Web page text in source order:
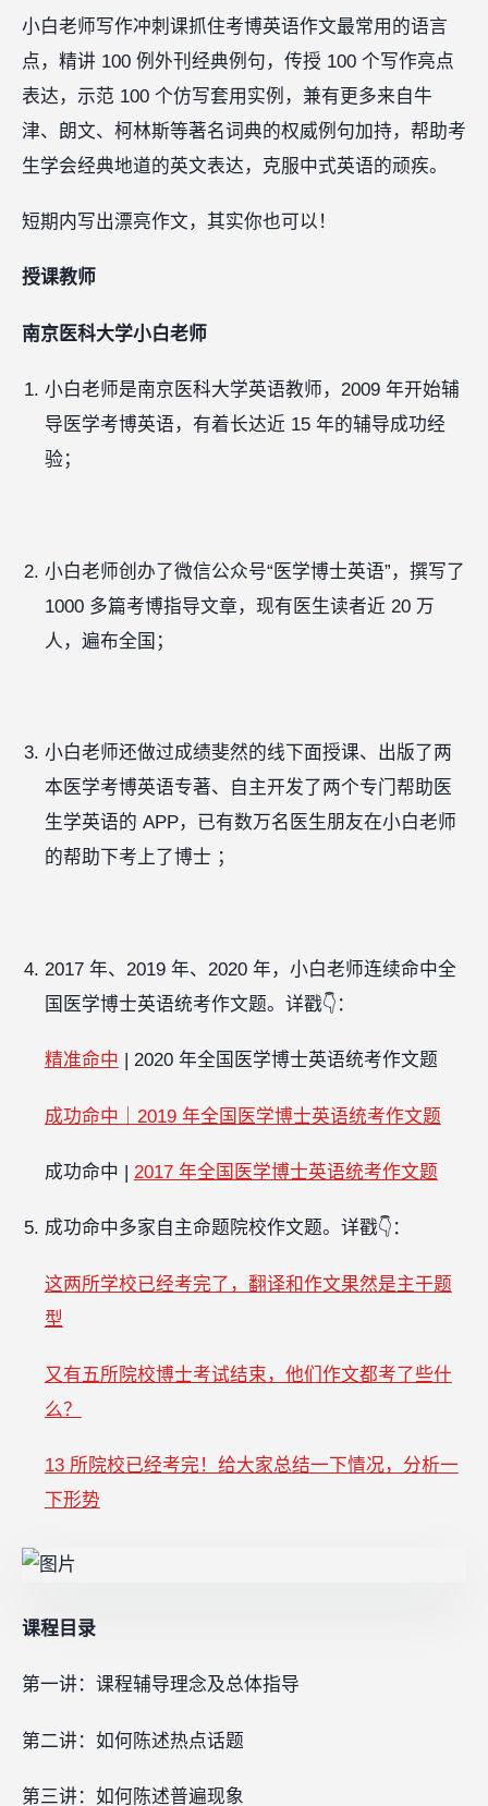
小白老师写作冲刺课抓住考博英语作文最常用的语言
点，精讲 100 例外刊经典例句，传授 100 个写作亮点
表达，示范 100 个仿写套用实例，兼有更多来自牛
津、朗文、柯林斯等著名词典的权威例句加持，帮助考
生学会经典地道的英文表达，克服中式英语的顽疾。
短期内写出漂亮作文，其实你也可以！
授课教师
南京医科大学小白老师
小白老师是南京医科大学英语教师，2009 年开始辅
导医学考博英语，有着长达近 15 年的辅导成功经
验；
小白老师创办了微信公众号“医学博士英语”，撰写了
1000 多篇考博指导文章，现有医生读者近 20 万
人，遍布全国；
小白老师还做过成绩斐然的线下面授课、出版了两
本医学考博英语专著、自主开发了两个专门帮助医
生学英语的 APP，已有数万名医生朋友在小白老师
的帮助下考上了博士 ；
2017 年、2019 年、2020 年，小白老师连续命中全
国医学博士英语统考作文题。详戳👇：
精准命中 | 2020 年全国医学博士英语统考作文题
成功命中｜2019 年全国医学博士英语统考作文题
成功命中 | 2017 年全国医学博士英语统考作文题
成功命中多家自主命题院校作文题。详戳👇：
这两所学校已经考完了，翻译和作文果然是主干题
型
又有五所院校博士考试结束，他们作文都考了些什
么？
13 所院校已经考完！给大家总结一下情况，分析一
下形势
课程目录
第一讲：课程辅导理念及总体指导
第二讲：如何陈述热点话题
第三讲：如何陈述普遍现象